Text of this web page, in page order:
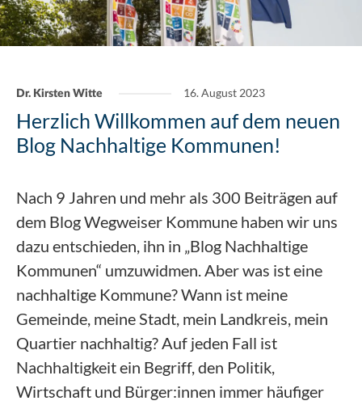
Dr. Kirsten Witte 16. August 2023
Herzlich Willkommen auf dem neuen
Blog Nachhaltige Kommunen!
Nach 9 Jahren und mehr als 300 Beiträgen auf
dem Blog Wegweiser Kommune haben wir uns
dazu entschieden, ihn in „Blog Nachhaltige
Kommunen“ umzuwidmen. Aber was ist eine
nachhaltige Kommune? Wann ist meine
Gemeinde, meine Stadt, mein Landkreis, mein
Quartier nachhaltig? Auf jeden Fall ist
Nachhaltigkeit ein Begriff, den Politik,
Wirtschaft und Bürger:innen immer häufiger